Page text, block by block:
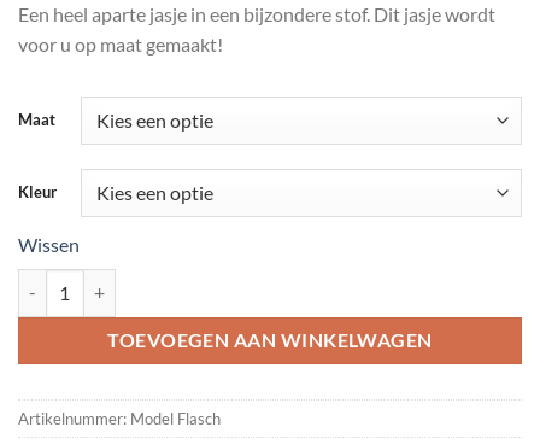
Een heel aparte jasje in een bijzondere stof. Dit jasje wordt
voor u op maat gemaakt!
Maat
Kleur
Wissen
TOEVOEGEN AAN WINKELWAGEN
Artikelnummer: Model Flasch